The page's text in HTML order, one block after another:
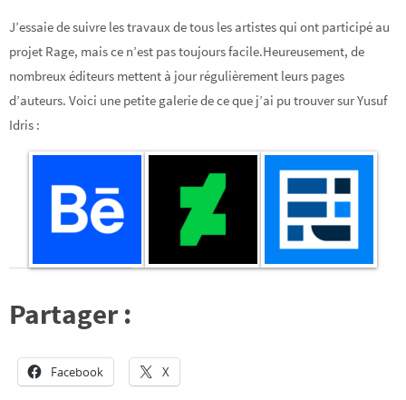
J’essaie de suivre les travaux de tous les artistes qui ont participé au
projet Rage, mais ce n’est pas toujours facile.Heureusement, de
nombreux éditeurs mettent à jour régulièrement leurs pages
d’auteurs. Voici une petite galerie de ce que j’ai pu trouver sur Yusuf
Idris :
Partager :
Facebook X